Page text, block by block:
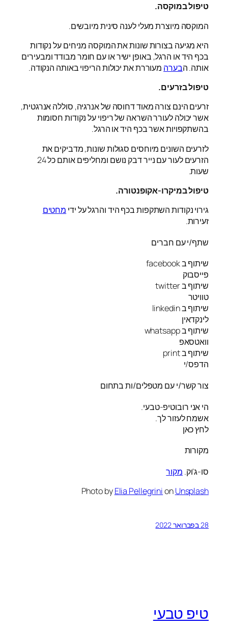
טיפול במוקסה.
המוקסה מיוצרת מעלי לענה סינית מיובשים.
היא מגיעה בצורות שונות את המוקסה מניחים על נקודות
בכף היד או הרגל, באופן ישיר או עם חומר מבודד ומבעירים
אותה. הבערה מעוררת את יכולות הריפוי באותה הנקודה.
טיפול בזרעים.
זרעים הינם צורה מאוד דחוסה של אנרגיה, סוללה אנרגטית,
אשר יכולה לעורר השראה של ריפוי על נקודות חסומות
בהשתקפויות אשר בכף היד או הרגל.
לזרעים השונים מיוחסים סגולות שונות, מדביקים את
הזרעים לעור עם נייר דבק נושם ומחליפים אותם כל 24
שעות.
טיפול במיקרו-אקופנטורה.
גירוי נקודות השתקפות בכף היד והרגל על ידי מחטים
זעירות.
שתף/י עם חברים
שיתוף ב facebook
פייסבוק
שיתוף ב twitter
טוויטר
שיתוף ב linkedin
לינקדאין
שיתוף ב whatsapp
וואטסאפ
שיתוף ב print
הדפס/י
צור קשר/י עם מטפלים/ות בתחום
הי אני רובוטיפ-טבעי.
אשמח לעזור לך.
לחץ כאן
מקורות
סו-ג'וק. מקור
Photo byElia PellegrinionUnsplash
28 בפברואר 2022
טיפ טבעי